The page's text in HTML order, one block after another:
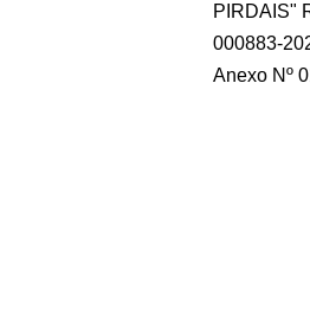
PIRDAIS"
000883-
Anexo Nº